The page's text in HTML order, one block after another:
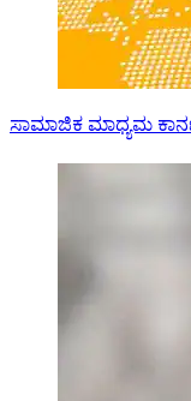
ಸಾಮಾಜಿಕ ಮಾಧ್ಯಮ